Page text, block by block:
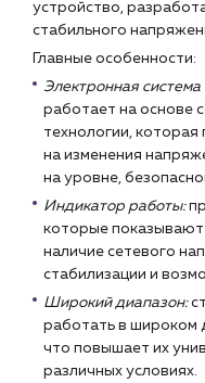
устройство,
стабильного
Главные особенности:
Электронная система
работает на основе
технологии,
на изменения
на уровне,
Индикатор работы:
которые
наличие сетевого
стабилизации и
Широкий диапазон:
работать в широком
что повышает их
различных условиях.